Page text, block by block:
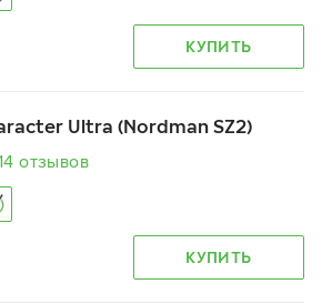
КУПИТЬ
Ultra (Nordman SZ2)
отзывов
КУПИТЬ